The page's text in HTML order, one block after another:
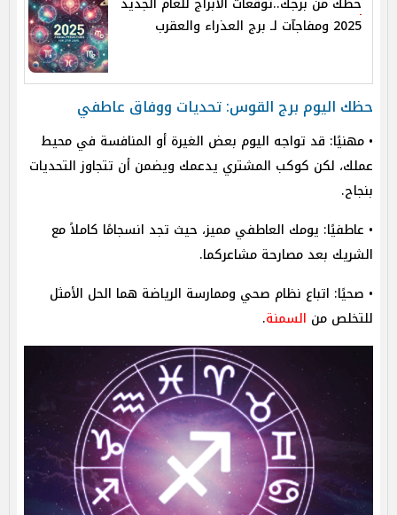
2025 ومفاجآت لـ برج العذراء والعقرب
حظك اليوم برج القوس: تحديات ووفاق عاطفي
• مهنيًا: قد تواجه اليوم بعض الغيرة أو المنافسة في محيط
عملك، لكن كوكب المشتري يدعمك ويضمن أن تتجاوز التحديات
بنجاح.
• عاطفيًا: يومك العاطفي مميز، حيث تجد انسجامًا كاملاً مع
الشريك بعد مصارحة مشاعركما.
• صحيًا: اتباع نظام صحي وممارسة الرياضة هما الحل الأمثل
للتخلص من السمنة.